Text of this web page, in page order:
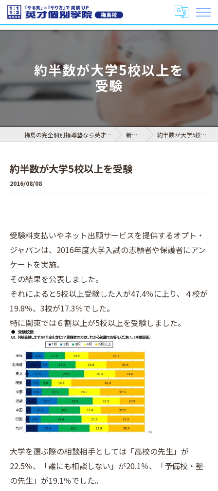
約半数が大学5校以上を
受験
梅島の完全個別指導塾なら英才個別学院 梅島校 新着情報 約半数が大学5校以上を受験
約半数が大学5校以上を受験
2016/08/08
受験料支払いやネット出願サービスを提供するオプト・
ジャパンは、2016年度大学入試の志願者や保護者にアン
ケートを実施。
その結果を公表しました。
それによると5校以上受験した人が47.4％に上り、４校が
19.8％、3校が17.3％でした。
特に関東では６割以上が5校以上を受験しました。
大学を選ぶ際の相談相手としては「高校の先生」が
22.5％、「誰にも相談しない」が20.1％、「予備校・塾
の先生」が19.1％でした。